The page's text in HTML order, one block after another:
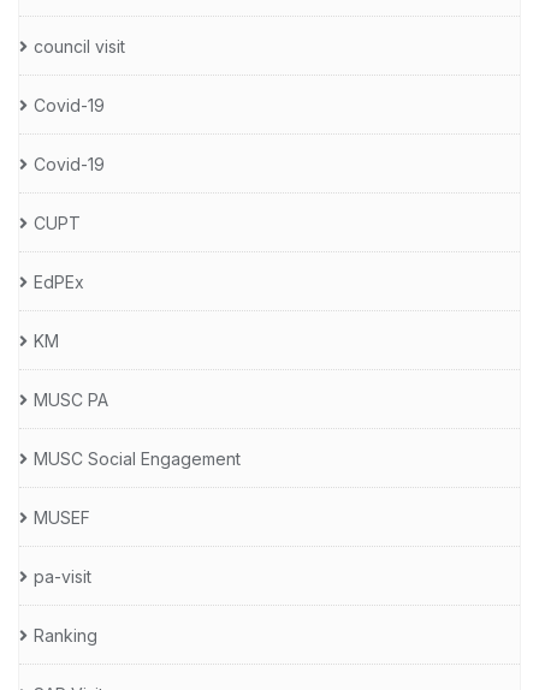
council visit
Covid-19
Covid-19
CUPT
EdPEx
KM
MUSC PA
MUSC Social Engagement
MUSEF
pa-visit
Ranking